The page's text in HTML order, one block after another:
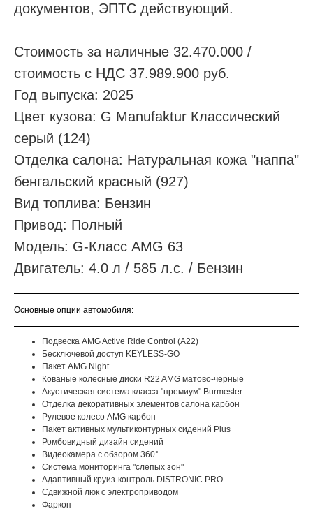
документов, ЭПТС действующий.
Стоимость за наличные 32.470.000 /
стоимость с НДС 37.989.900 руб.
Год выпуска: 2025
Цвет кузова: G Manufaktur Классический
серый (124)
Отделка салона: Натуральная кожа "наппа"
бенгальский красный (927)
Вид топлива: Бензин
Привод: Полный
Модель: G-Класс AMG 63
Двигатель: 4.0 л / 585 л.с. / Бензин
Основные опции автомобиля:
Подвеска AMG Active Ride Control (A22)
Бесключевой доступ KEYLESS-GO
Пакет AMG Night
Кованые колесные диски R22 AMG матово-черные
Акустическая система класса "премиум" Burmester
Отделка декоративных элементов салона карбон
Рулевое колесо AMG карбон
Пакет активных мультиконтурных сидений Plus
Ромбовидный дизайн сидений
Видеокамера с обзором 360°
Система мониторинга "слепых зон"
Адаптивный круиз-контроль DISTRONIC PRO
Сдвижной люк с электроприводом
Фаркоп